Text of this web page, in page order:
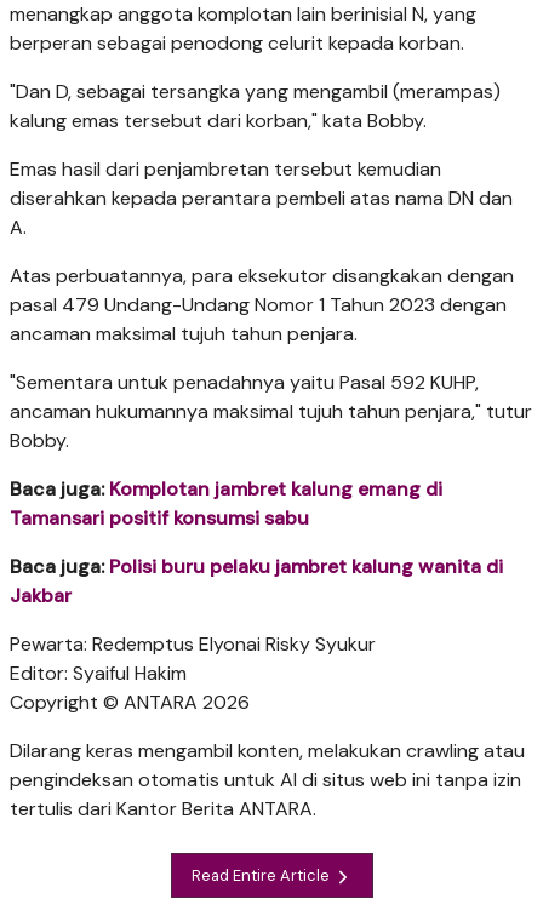
menangkap anggota komplotan lain berinisial N, yang
berperan sebagai penodong celurit kepada korban.
"Dan D, sebagai tersangka yang mengambil (merampas)
kalung emas tersebut dari korban," kata Bobby.
Emas hasil dari penjambretan tersebut kemudian
diserahkan kepada perantara pembeli atas nama DN dan
A.
Atas perbuatannya, para eksekutor disangkakan dengan
pasal 479 Undang-Undang Nomor 1 Tahun 2023 dengan
ancaman maksimal tujuh tahun penjara.
"Sementara untuk penadahnya yaitu Pasal 592 KUHP,
ancaman hukumannya maksimal tujuh tahun penjara," tutur
Bobby.
Baca juga:Komplotan jambret kalung emang di
Tamansari positif konsumsi sabu
Baca juga:Polisi buru pelaku jambret kalung wanita di
Jakbar
Pewarta: Redemptus Elyonai Risky Syukur
Editor: Syaiful Hakim
Copyright © ANTARA 2026
Dilarang keras mengambil konten, melakukan crawling atau
pengindeksan otomatis untuk AI di situs web ini tanpa izin
tertulis dari Kantor Berita ANTARA.
Read Entire Article